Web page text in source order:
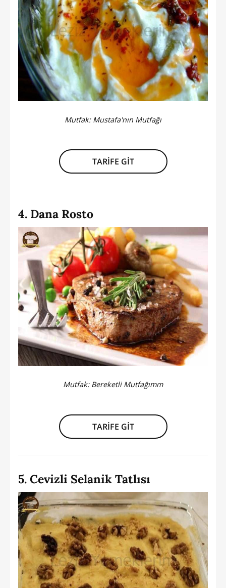
Mutfak: Mustafa'nın Mutfağı
TARİFE GİT
4. Dana Rosto
Mutfak: Bereketli Mutfağımm
TARİFE GİT
5. Cevizli Selanik Tatlısı